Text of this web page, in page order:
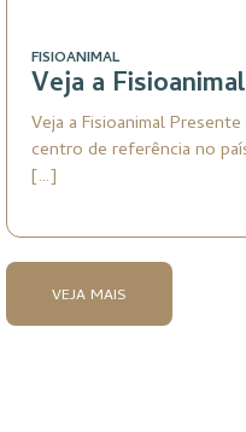
FISIOANIMAL
Veja a
Veja a Fisioanimal
centro de referência no
[…]
VEJA MAIS